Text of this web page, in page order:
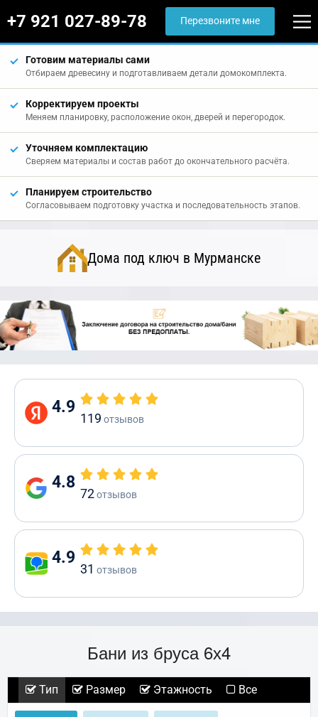
+7 921 027-89-78 Перезвоните мне
Готовим материалы сами
Отбираем древесину и подготавливаем детали домокомплекта.
Корректируем проекты
Меняем планировку, расположение окон, дверей и перегородок.
Уточняем комплектацию
Сверяем материалы и состав работ до окончательного расчёта.
Планируем строительство
Согласовываем подготовку участка и последовательность этапов.
Дома под ключ в Мурманске
4.9
119 отзывов
4.8
72отзывов
4.9
31 отзывов
Бани из бруса 6х4
Тип Размер Этажность Все